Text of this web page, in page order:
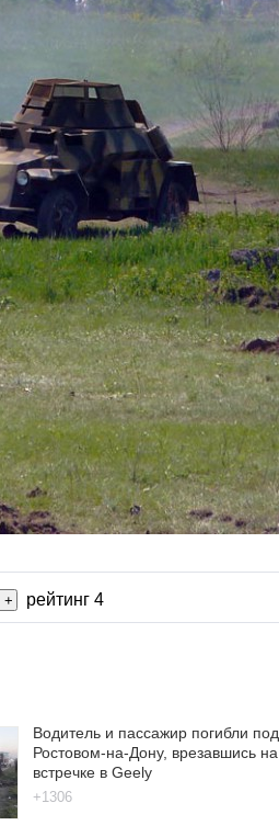
рейтинг 4
Водитель и пассажир погибли под
Ростовом-на-Дону, врезавшись на
встречке в Geely
+1306